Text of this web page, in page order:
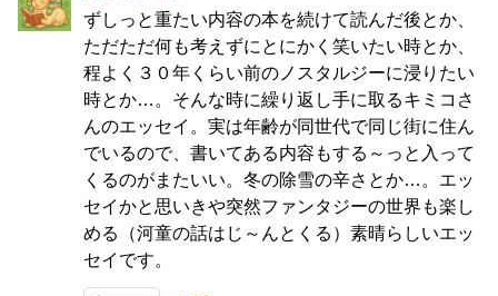
ずしっと重たい内容の本を続けて読んだ後とか、
ただただ何も考えずにとにかく笑いたい時とか、
程よく３０年くらい前のノスタルジーに浸りたい
時とか…。そんな時に繰り返し手に取るキミコさ
んのエッセイ。実は年齢が同世代で同じ街に住ん
でいるので、書いてある内容もする～っと入って
くるのがまたいい。冬の除雪の辛さとか…。エッ
セイかと思いきや突然ファンタジーの世界も楽し
める（河童の話はじ～んとくる）素晴らしいエッ
セイです。